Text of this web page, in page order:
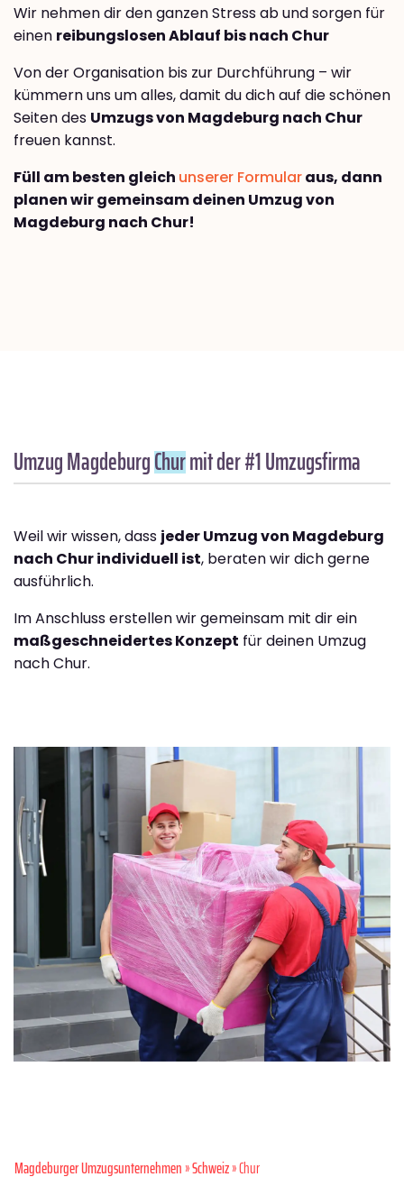
Wir nehmen dir den ganzen Stress ab und sorgen für
einen reibungslosen Ablauf bis nach Chur
Von der Organisation bis zur Durchführung – wir
kümmern uns um alles, damit du dich auf die schönen
Seiten des Umzugs von Magdeburg nach Chur
freuen kannst.
Füll am besten gleich unserer Formularaus, dann
planen wir gemeinsam deinen Umzug von
Magdeburg nach Chur!
Umzug MagdeburgChurmit der #1 Umzugsfirma
Weil wir wissen, dass jeder Umzug von Magdeburg
nach Chur individuell ist, beraten wir dich gerne
ausführlich.
Im Anschluss erstellen wir gemeinsam mit dir ein
maßgeschneidertes Konzept für deinen Umzug
nach Chur.
Magdeburger Umzugsunternehmen»Schweiz» Chur